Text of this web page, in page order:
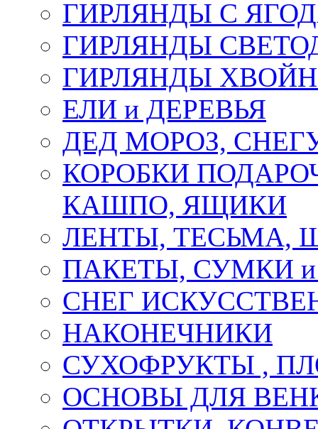
ГИРЛЯНДЫ С
ГИРЛЯНДЫ
ГИРЛЯНДЫ
ЕЛИ и ДЕРЕВЬЯ
ДЕД МОРОЗ,
КОРОБКИ
КАШПО, ЯЩИКИ
ЛЕНТЫ, ТЕСЬМА,
ПАКЕТЫ, СУМКИ
СНЕГ
НАКОНЕЧНИКИ
СУХОФРУКТЫ ,
ОСНОВЫ ДЛЯ